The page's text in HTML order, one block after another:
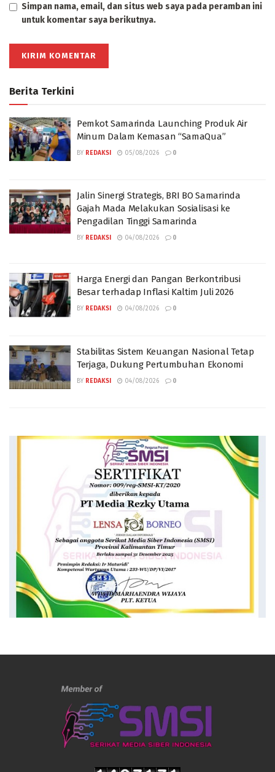
Simpan nama, email, dan situs web saya pada peramban ini
untuk komentar saya berikutnya.
Berita Terkini
Pemkot Samarinda Launching Produk Air
Minum Dalam Kemasan “SamaQua”
BY REDAKSI 05/08/2026 0
Jalin Sinergi Strategis, BRI BO Samarinda
Gajah Mada Melakukan Sosialisasi ke
Pengadilan Tinggi Samarinda
BY REDAKSI 04/08/2026 0
Harga Energi dan Pangan Berkontribusi
Besar terhadap Inflasi Kaltim Juli 2026
BY REDAKSI 04/08/2026 0
Stabilitas Sistem Keuangan Nasional Tetap
Terjaga, Dukung Pertumbuhan Ekonomi
BY REDAKSI 04/08/2026 0